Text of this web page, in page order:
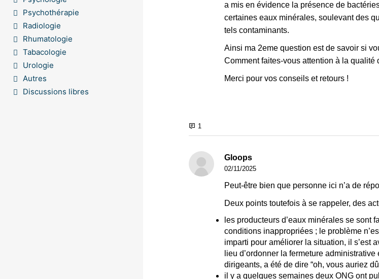
Psychothérapie
Radiologie
Rhumatologie
Tabacologie
Urologie
Autres
Discussions libres
a mis en évidence la présence de
certaines eaux minérales, soulevant des
tels contaminants.
Ainsi ma 2eme question est de savoir si
Comment faites-vous attention à la qualité
Merci pour vos conseils et retours !
Gloops
02/11/2025
Peut-être bien que personne ici n’a de
Deux points toutefois à se rappeler, des
les producteurs d’eaux minérales se sont
conditions inappropriées ; le problème
imparti pour améliorer la situation, il s’est
lieu d’ordonner la fermeture
dirigeants, a été de dire “oh, vous auriez
il y a quelques semaines deux ONG ont